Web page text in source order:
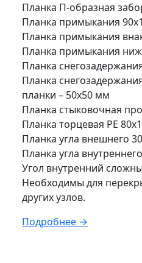
Планка П-образная
Планка примыкания
Планка примыкания
Планка примыкания
Планка
Планка
планки – 50х50 мм
Планка стыковочная
Планка торцевая PE
Планка угла внешнего
Планка угла внутреннего
Угол внутренний
Необходимы для
других узлов.
Подробнее →